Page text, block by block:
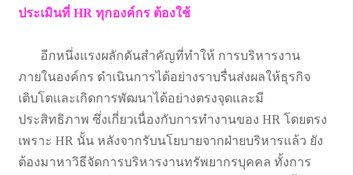
ประเมินที่ HR ทุกองค์กร ต้องใช้
อีกหนึ่งแรงผลักดันสำคัญที่ทำให้ การบริหารงาน
ภายในองค์กร ดำเนินการได้อย่างราบรื่นส่งผลให้ธุรกิจ
เติบโตและเกิดการพัฒนาได้อย่างตรงจุดและมี
ประสิทธิภาพ ซึ่งเกี่ยวเนื่องกับการทำงานของ HR โดยตรง
เพราะ HR นั้น หลังจากรับนโยบายจากฝ่ายบริหารแล้ว ยัง
ต้องมาหาวิธีจัดการบริหารงานทรัพยากรบุคคล ทั้งการ